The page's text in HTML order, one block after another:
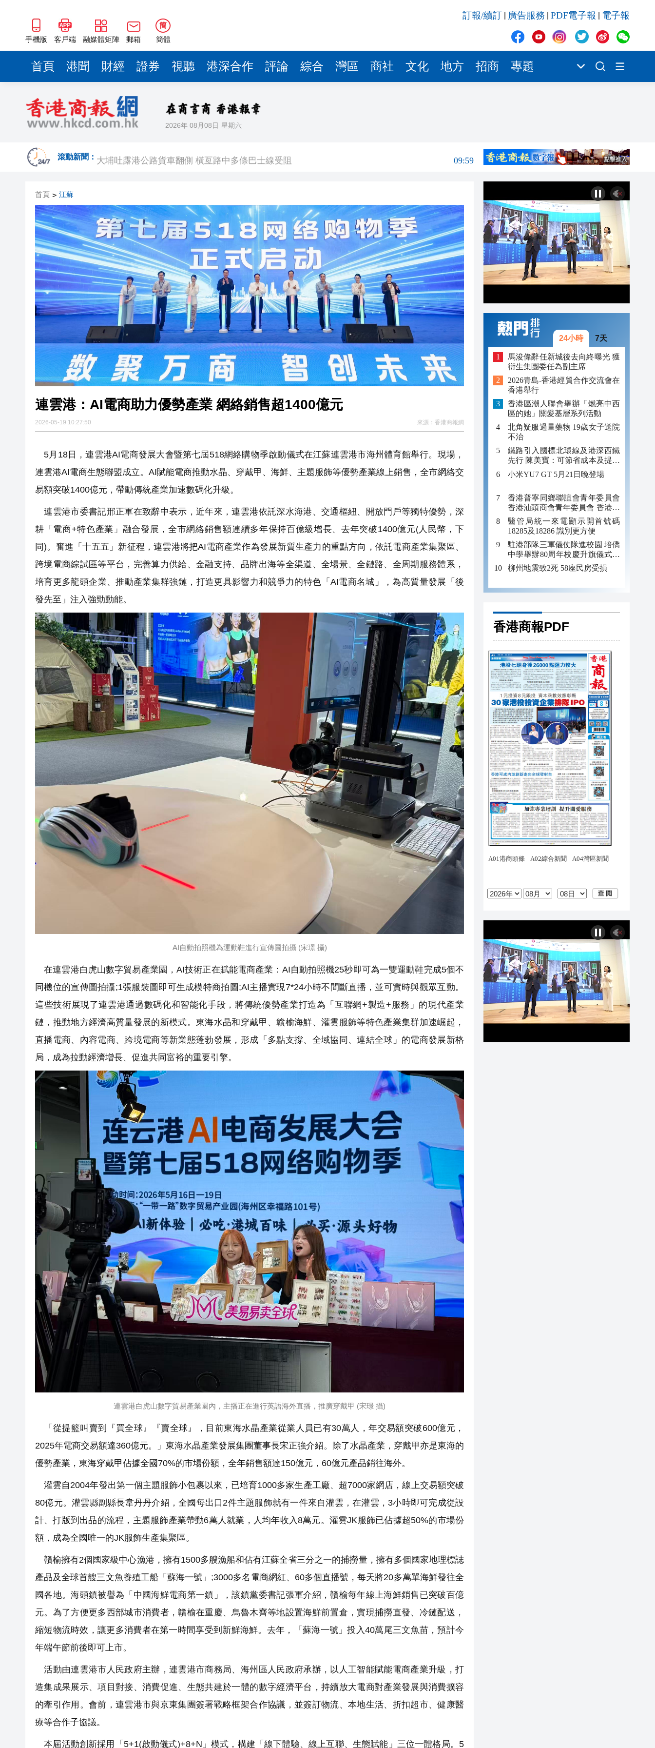
手機版 客戶端 融媒體矩陣 郵箱
簡
簡體
訂報/續訂 廣告服務 PDF電子報 電子報
首頁 港聞 財經 證券 視聽 港深合作 評論 綜合 灣區 商社 文化 地方 招商 專題
2026年 08月08日 星期六
滾動新聞：
【港商圖說】數據中心淪美國厭惡設施
09:56
以一流營商環境擁抱全球 蘇州打造「投資中國首選地」
150億元專項基金矩陣發布 濱湖人工智能產業加速發展
10:30
東涌下嶺皮村屋爆竊 失逾20萬元財物
有片丨第25次訪華 俄羅斯總統普京出發前 向中國人民發表視頻講話
大埔吐露港公路貨車翻側 橫亙路中多條巴士線受阻
09:59
150億元專項基金矩陣發布 濱湖人工智能產業加速發展
10:30
連雲港：AI電商助力優勢產業 網絡銷售超1400億元
10:27
東涌下嶺皮村屋爆竊 失逾20萬元財物
10:24
有片丨第25次訪華 俄羅斯總統普京出發前 向中國人民發表視頻講話
10:11
有片丨硬實力護航備孕家庭 深圳中山婦產醫院產學研高度融合
10:03
大埔吐露港公路貨車翻側 橫亙路中多條巴士線受阻
09:59
【港商圖說】數據中心淪美國厭惡設施
首頁 > 江蘇
連雲港：AI電商助力優勢產業 網絡銷售超1400億元
2026-05-19 10:27:50 來源： 香港商報網
5月18日，連雲港AI電商發展大會暨第七屆518網絡購物季啟動儀式在江蘇連雲港市海州體育館舉行。現場，
連雲港AI電商生態聯盟成立。AI賦能電商推動水晶、穿戴甲、海鮮、主題服飾等優勢產業線上銷售，全市網絡交
易額突破1400億元，帶動傳統產業加速數碼化升級。
連雲港市委書記邢正軍在致辭中表示，近年來，連雲港依託深水海港、交通樞紐、開放門戶等獨特優勢，深
耕「電商+特色產業」融合發展，全市網絡銷售額連續多年保持百億級增長、去年突破1400億元(人民幣，下
同)。奮進「十五五」新征程，連雲港將把AI電商產業作為發展新質生產力的重點方向，依託電商產業集聚區、
跨境電商綜試區等平台，完善算力供給、金融支持、品牌出海等全渠道、全場景、全鏈路、全周期服務體系，
培育更多龍頭企業、推動產業集群強鏈，打造更具影響力和競爭力的特色「AI電商名城」，為高質量發展「後
發先至」注入強勁動能。
AI自動拍照機為運動鞋進行宣傳圖拍攝 (宋璟 攝)
在連雲港白虎山數字貿易產業園，AI技術正在賦能電商產業：AI自動拍照機25秒即可為一雙運動鞋完成5個不
同機位的宣傳圖拍攝;1張服裝圖即可生成模特商拍圖;AI主播實現7*24小時不間斷直播，並可實時與觀眾互動。
這些技術展現了連雲港通過數碼化和智能化手段，將傳統優勢產業打造為「互聯網+製造+服務」的現代產業
鏈，推動地方經濟高質量發展的新模式。東海水晶和穿戴甲、贛榆海鮮、灌雲服飾等特色產業集群加速崛起，
直播電商、內容電商、跨境電商等新業態蓬勃發展，形成「多點支撐、全域協同、連結全球」的電商發展新格
局，成為拉動經濟增長、促進共同富裕的重要引擎。
連雲港白虎山數字貿易產業園內，主播正在進行英語海外直播，推廣穿戴甲 (宋璟 攝)
「從提籃叫賣到『買全球』『賣全球』，目前東海水晶產業從業人員已有30萬人，年交易額突破600億元，
2025年電商交易額達360億元。」東海水晶產業發展集團董事長宋正強介紹。除了水晶產業，穿戴甲亦是東海的
優勢產業，東海穿戴甲佔據全國70%的市場份額，全年銷售額達150億元，60億元產品銷往海外。
灌雲自2004年發出第一個主題服飾小包裹以來，已培育1000多家生產工廠、超7000家網店，線上交易額突破
80億元。灌雲縣副縣長韋丹丹介紹，全國每出口2件主題服飾就有一件來自灌雲，在灌雲，3小時即可完成從設
計、打版到出品的流程，主題服飾產業帶動6萬人就業，人均年收入8萬元。灌雲JK服飾已佔據超50%的市場份
額，成為全國唯一的JK服飾生產集聚區。
贛榆擁有2個國家級中心漁港，擁有1500多艘漁船和佔有江蘇全省三分之一的捕撈量，擁有多個國家地理標誌
產品及全球首艘三文魚養殖工船「蘇海一號」;3000多名電商網紅、60多個直播號，每天將20多萬單海鮮發往全
國各地。海頭鎮被譽為「中國海鮮電商第一鎮」，該鎮黨委書記張軍介紹，贛榆每年線上海鮮銷售已突破百億
元。為了方便更多西部城市消費者，贛榆在重慶、烏魯木齊等地設置海鮮前置倉，實現捕撈直發、冷鏈配送，
縮短物流時效，讓更多消費者在第一時間享受到新鮮海鮮。去年，「蘇海一號」投入40萬尾三文魚苗，預計今
年端午節前後即可上市。
活動由連雲港市人民政府主辦，連雲港市商務局、海州區人民政府承辦，以人工智能賦能電商產業升級，打
造集成果展示、項目對接、消費促進、生態共建於一體的數字經濟平台，持續放大電商對產業發展與消費擴容
的牽引作用。會前，連雲港市與京東集團簽署戰略框架合作協議，並簽訂物流、本地生活、折扣超市、健康醫
療等合作子協議。
本屆活動創新採用「5+1(啟動儀式)+8+N」模式，構建「線下體驗、線上互聯、生態賦能」三位一體格局。5
24小時 7天
馬浚偉辭任新城後去向終曝光 獲
衍生集團委任為副主席
2026青島-香港經貿合作交流會在
香港舉行
香港區潮人聯會舉辦「燃亮中西
區的她」關愛基層系列活動
北角疑服過量藥物 19歲女子送院
不治
鐵路引入國標北環線及港深西鐵
先行 陳美寶：可節省成本及提升
效率
小米YU7 GT 5月21日晚登場
香港普寧同鄉聯誼會青年委員會
香港汕頭商會青年委員會 香港菴
埠同鄉會菁英會齊參與考察深圳
企業交流團
醫管局統一來電顯示開首號碼
18285及18286 識別更方便
駐港部隊三軍儀仗隊進校園 培僑
中學舉辦80周年校慶升旗儀式暨
國防教育活動
柳州地震致2死 58座民房受損
香港商報PDF